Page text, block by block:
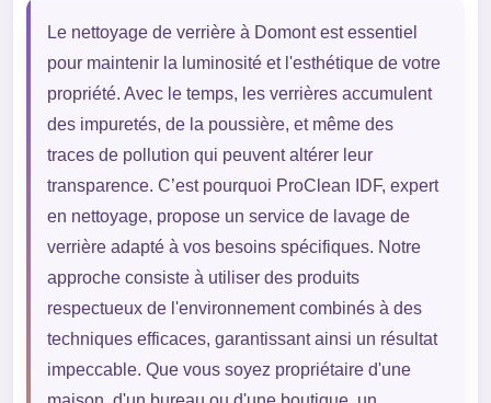
Le nettoyage de verrière à Domont est essentiel
pour maintenir la luminosité et l'esthétique de votre
propriété. Avec le temps, les verrières accumulent
des impuretés, de la poussière, et même des
traces de pollution qui peuvent altérer leur
transparence. C’est pourquoi ProClean IDF, expert
en nettoyage, propose un service de lavage de
verrière adapté à vos besoins spécifiques. Notre
approche consiste à utiliser des produits
respectueux de l'environnement combinés à des
techniques efficaces, garantissant ainsi un résultat
impeccable. Que vous soyez propriétaire d'une